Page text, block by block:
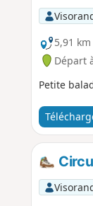
5,91 km
Départ
Petite